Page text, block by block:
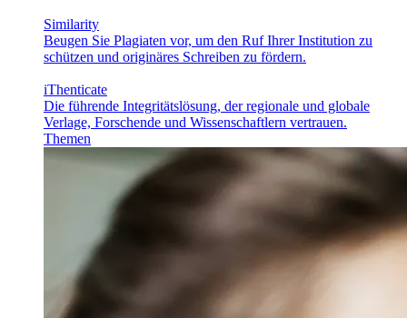
Similarity
Beugen Sie Plagiaten vor, um den Ruf Ihrer Institution zu
schützen und originäres Schreiben zu fördern.
iThenticate
Die führende Integritätslösung, der regionale und globale
Verlage, Forschende und Wissenschaftlern vertrauen.
Themen